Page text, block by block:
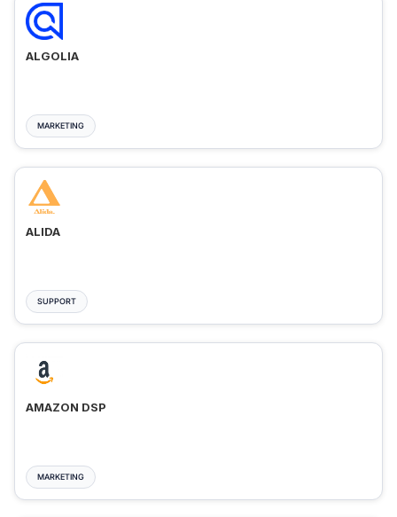
ALGOLIA
MARKETING
ALIDA
SUPPORT
AMAZON DSP
MARKETING